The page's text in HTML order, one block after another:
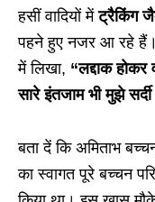
हसीं वादियों मेंट्रैकिंग
पहने हुए नजर आ रहे
में लिखा, “लद्दाक
सारे इंतजाम भी मुझे
बता दें कि अमिताभ
का स्वागत पूरे बच्चन